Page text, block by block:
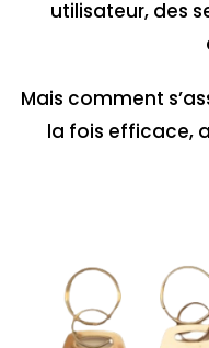
utilisateur, des
Mais comment
la fois efficace,